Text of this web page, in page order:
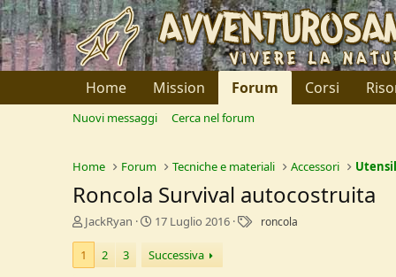
Home Mission Forum Corsi
Nuovi messaggi Cerca nel forum
Home Forum Tecniche e materiali Accessori
Roncola Survival autocostruita
C
e
a
JackRyan
D
t
a
17 Luglio 2016 roncola
1 2 3 Successiva